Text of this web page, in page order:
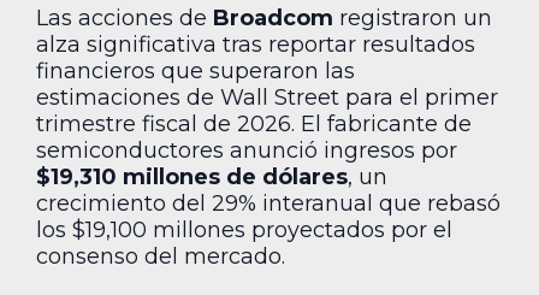
Las acciones de Broadcom registraron un
alza significativa tras reportar resultados
financieros que superaron las
estimaciones de Wall Street para el primer
trimestre fiscal de 2026. El fabricante de
semiconductores anunció ingresos por
$19,310 millones de dólares, un
crecimiento del 29% interanual que rebasó
los $19,100 millones proyectados por el
consenso del mercado.